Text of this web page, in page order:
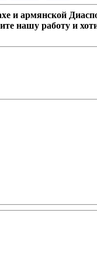
и армянской
нашу работу и